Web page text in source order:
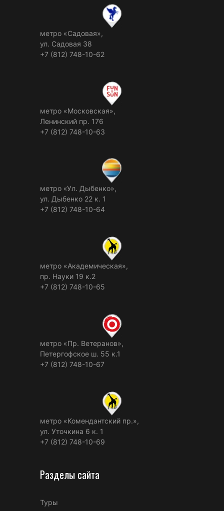
метро «Садовая»,
ул. Садовая 38
+7 (812) 748-10-62
метро «Московская»,
Ленинский пр. 176
+7 (812) 748-10-63
метро «Ул. Дыбенко»,
ул. Дыбенко 22 к. 1
+7 (812) 748-10-64
метро «Академическая»,
пр. Науки 19 к.2
+7 (812) 748-10-65
метро «Пр. Ветеранов»,
Петергофское ш. 55 к.1
+7 (812) 748-10-67
метро «Комендантский пр.»,
ул. Уточкина 6 к. 1
+7 (812) 748-10-69
Разделы сайта
Туры